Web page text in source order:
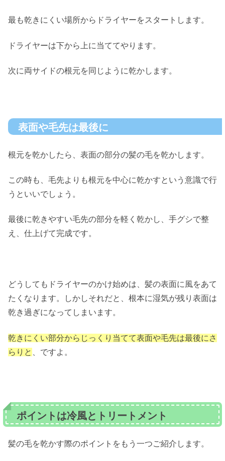
最も乾きにくい場所からドライヤーをスタートします。
ドライヤーは下から上に当ててやります。
次に両サイドの根元を同じように乾かします。
表面や毛先は最後に
根元を乾かしたら、表面の部分の髪の毛を乾かします。
この時も、毛先よりも根元を中心に乾かすという意識で行
うといいでしょう。
最後に乾きやすい毛先の部分を軽く乾かし、手グシで整
え、仕上げて完成です。
どうしてもドライヤーのかけ始めは、髪の表面に風をあて
たくなります。しかしそれだと、根本に湿気が残り表面は
乾き過ぎになってしまいます。
乾きにくい部分からじっくり当てて表面や毛先は最後にさ
らりと
、ですよ。
ポイントは冷風とトリートメント
髪の毛を乾かす際のポイントをもう一つご紹介します。